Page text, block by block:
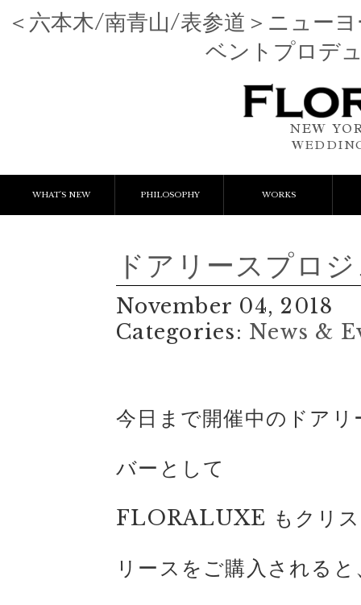
＜六本木/南青山/表参道＞ニュー
ベントプロデ
NEW
WHAT'S NEW PHILOSOPHY WORKS
Client Works
Gift Flower
ドアリースプロ
November 04, 2018
Categories: News &
今日まで開催中のドア
バーとして
FLORALUXE もクリス
リースをご購入されると